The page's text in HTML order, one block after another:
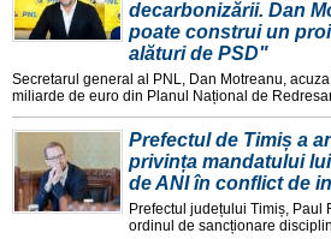
decarbonizării. Dan
poate construi un
alături de PSD"
Secretarul general al PNL, Dan Motreanu,
miliarde de euro din Planul Național de
Prefectul de Timiș a
privința mandatului
de ANI în conflict de
Prefectul județului Timiș, Paul
ordinul de sancționare